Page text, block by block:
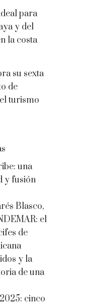
para
y del
la costa
su sexta
de
turismo
una
y fusión
Blasco,
el
de
y la
de una
cinco